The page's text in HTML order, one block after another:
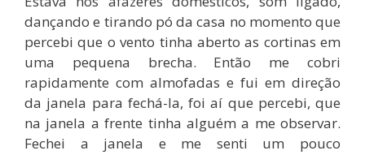
dançando e tirando pó da casa no momento que
percebi que o vento tinha aberto as cortinas em
uma pequena brecha. Então me cobri
rapidamente com almofadas e fui em direção
da janela para fechá-la, foi aí que percebi, que
na janela a frente tinha alguém a me observar.
Fechei a janela e me senti um pouco